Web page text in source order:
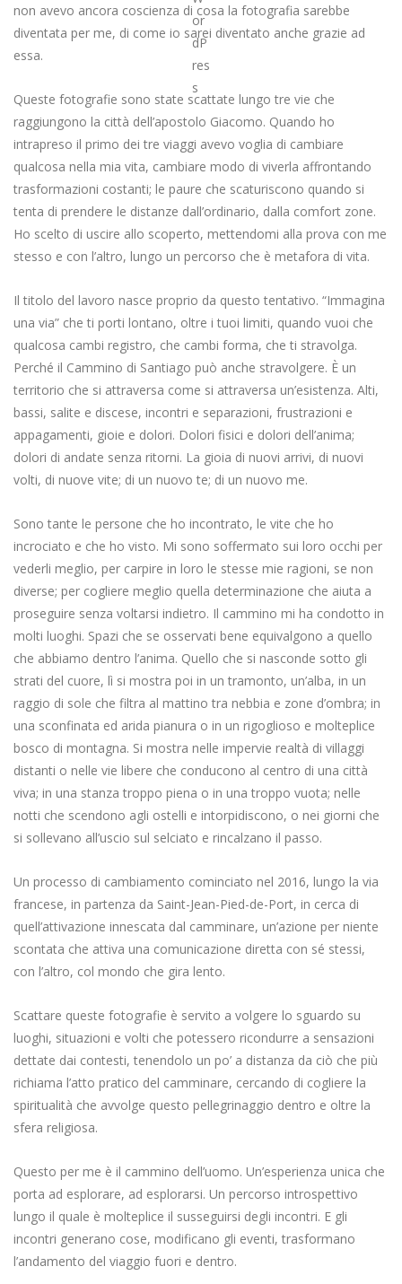
non avevo ancora coscienza di cosa la fotografia sarebbe
diventata per me, di come io sarei diventato anche grazie ad
essa.
Queste fotografie sono state scattate lungo tre vie che
raggiungono la città dell’apostolo Giacomo. Quando ho
intrapreso il primo dei tre viaggi avevo voglia di cambiare
qualcosa nella mia vita, cambiare modo di viverla affrontando
trasformazioni costanti; le paure che scaturiscono quando si
tenta di prendere le distanze dall’ordinario, dalla comfort zone.
Ho scelto di uscire allo scoperto, mettendomi alla prova con me
stesso e con l’altro, lungo un percorso che è metafora di vita.
Il titolo del lavoro nasce proprio da questo tentativo. “Immagina
una via” che ti porti lontano, oltre i tuoi limiti, quando vuoi che
qualcosa cambi registro, che cambi forma, che ti stravolga.
Perché il Cammino di Santiago può anche stravolgere. È un
territorio che si attraversa come si attraversa un’esistenza. Alti,
bassi, salite e discese, incontri e separazioni, frustrazioni e
appagamenti, gioie e dolori. Dolori fisici e dolori dell’anima;
dolori di andate senza ritorni. La gioia di nuovi arrivi, di nuovi
volti, di nuove vite; di un nuovo te; di un nuovo me.
Sono tante le persone che ho incontrato, le vite che ho
incrociato e che ho visto. Mi sono soffermato sui loro occhi per
vederli meglio, per carpire in loro le stesse mie ragioni, se non
diverse; per cogliere meglio quella determinazione che aiuta a
proseguire senza voltarsi indietro. Il cammino mi ha condotto in
molti luoghi. Spazi che se osservati bene equivalgono a quello
che abbiamo dentro l’anima. Quello che si nasconde sotto gli
strati del cuore, lì si mostra poi in un tramonto, un’alba, in un
raggio di sole che filtra al mattino tra nebbia e zone d’ombra; in
una sconfinata ed arida pianura o in un rigoglioso e molteplice
bosco di montagna. Si mostra nelle impervie realtà di villaggi
distanti o nelle vie libere che conducono al centro di una città
viva; in una stanza troppo piena o in una troppo vuota; nelle
notti che scendono agli ostelli e intorpidiscono, o nei giorni che
si sollevano all’uscio sul selciato e rincalzano il passo.
Un processo di cambiamento cominciato nel 2016, lungo la via
francese, in partenza da Saint-Jean-Pied-de-Port, in cerca di
quell’attivazione innescata dal camminare, un’azione per niente
scontata che attiva una comunicazione diretta con sé stessi,
con l’altro, col mondo che gira lento.
Scattare queste fotografie è servito a volgere lo sguardo su
luoghi, situazioni e volti che potessero ricondurre a sensazioni
dettate dai contesti, tenendolo un po’ a distanza da ciò che più
richiama l’atto pratico del camminare, cercando di cogliere la
spiritualità che avvolge questo pellegrinaggio dentro e oltre la
sfera religiosa.
Questo per me è il cammino dell’uomo. Un’esperienza unica che
porta ad esplorare, ad esplorarsi. Un percorso introspettivo
lungo il quale è molteplice il susseguirsi degli incontri. E gli
incontri generano cose, modificano gli eventi, trasformano
l’andamento del viaggio fuori e dentro.